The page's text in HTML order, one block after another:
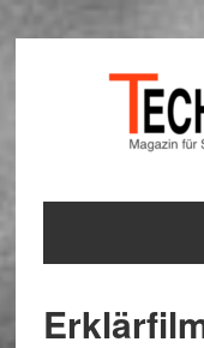
Hauptnavigation
Inhalt
Seitenspalte